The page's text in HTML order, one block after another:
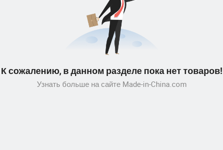
К сожалению, в данном разделе пока нет товаров!
Узнать больше на сайте Made-in-China.com